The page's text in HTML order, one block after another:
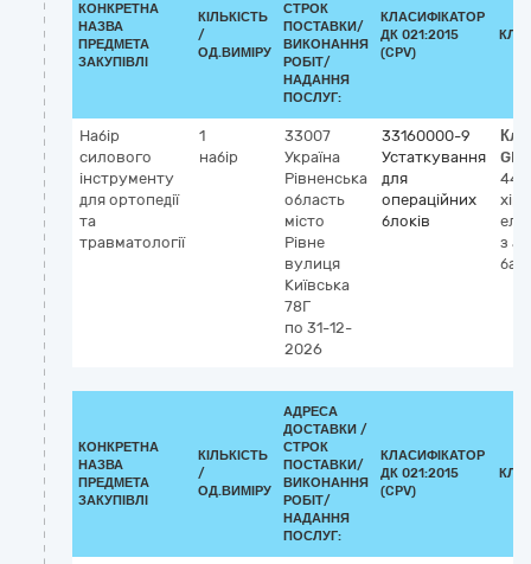
КОНКРЕТНА
НАЗВА
ПРЕДМЕТА
ЗАКУПІВЛІ
КІЛЬКІСТЬ
/
ОД.ВИМІРУ
СТРОК
ПОСТАВКИ/
ВИКОНАННЯ
РОБІТ/
НАДАННЯ
ПОСЛУГ:
КЛАСИФІКАТОР
ДК 021:2015
(CPV)
Набір
силового
інструменту
для ортопедії
та
травматології
1
набір
33007
Україна
Рівненська
область
місто
Рівне
вулиця
Київська
78Г
по 31-12-
2026
33160000-9
Устаткування
для
операційних
блоків
з
КОНКРЕТНА
НАЗВА
ПРЕДМЕТА
ЗАКУПІВЛІ
КІЛЬКІСТЬ
/
ОД.ВИМІРУ
АДРЕСА
ДОСТАВКИ /
СТРОК
ПОСТАВКИ/
ВИКОНАННЯ
РОБІТ/
НАДАННЯ
ПОСЛУГ:
КЛАСИФІКАТОР
ДК 021:2015
(CPV)